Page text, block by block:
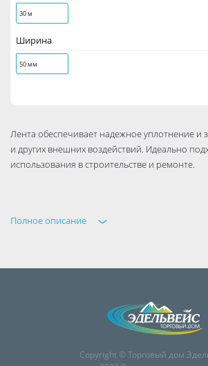
30 м
Ширина
50 мм
Лента обеспечивает надежное уплотнение и
и других внешних воздействий. Идеально
использования в строительстве и ремонте.
Полное описание
Copyright © Торговый дом